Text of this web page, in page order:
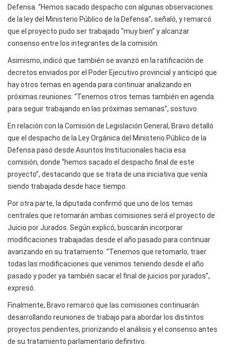
Defensa. “Hemos sacado despacho con algunas observaciones
de la ley del Ministerio Público de la Defensa”, señaló, y remarcó
que el proyecto pudo ser trabajado “muy bien” y alcanzar
consenso entre los integrantes de la comisión.
Asimismo, indicó que también se avanzó en la ratificación de
decretos enviados por el Poder Ejecutivo provincial y anticipó que
hay otros temas en agenda para continuar analizando en
próximas reuniones: “Tenemos otros temas también en agenda
para seguir trabajando en las próximas semanas”, sostuvo.
En relación con la Comisión de Legislación General, Bravo detalló
que el despacho de la Ley Orgánica del Ministerio Público de la
Defensa pasó desde Asuntos Institucionales hacia esa
comisión, donde “hemos sacado el despacho final de este
proyecto”, destacando que se trata de una iniciativa que venía
siendo trabajada desde hace tiempo.
Por otra parte, la diputada confirmó que uno de los temas
centrales que retomarán ambas comisiones será el proyecto de
Juicio por Jurados. Según explicó, buscarán incorporar
modificaciones trabajadas desde el año pasado para continuar
avanzando en su tratamiento. “Tenemos que retomarlo, traer
todas las modificaciones que venimos teniendo desde el año
pasado y poder ya también sacar el final de juicios por jurados”,
expresó.
Finalmente, Bravo remarcó que las comisiones continuarán
desarrollando reuniones de trabajo para abordar los distintos
proyectos pendientes, priorizando el análisis y el consenso antes
de su tratamiento parlamentario definitivo.